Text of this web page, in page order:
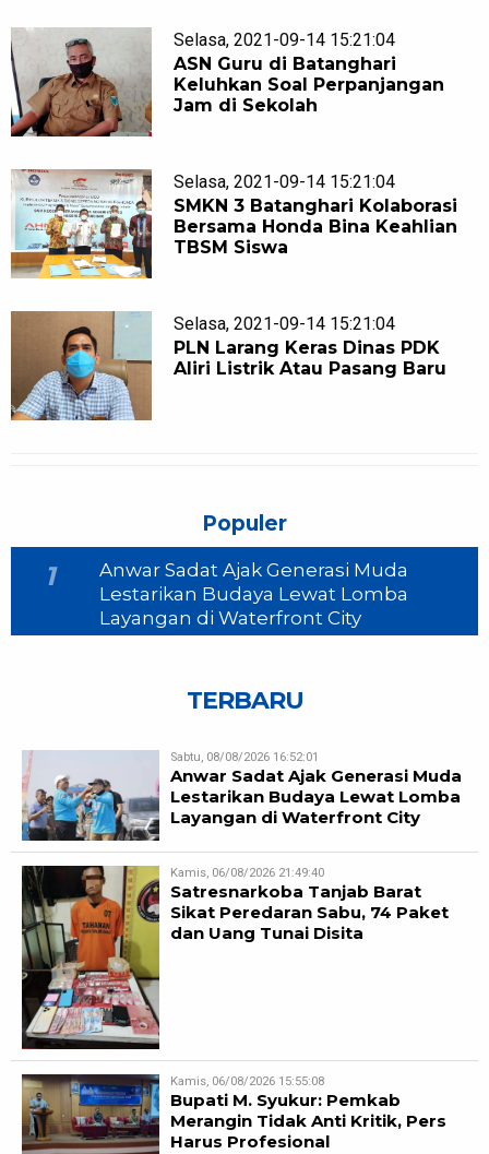
Selasa, 2021-09-14 15:21:04
ASN Guru di Batanghari
Keluhkan Soal Perpanjangan
Jam di Sekolah
Selasa, 2021-09-14 15:21:04
SMKN 3 Batanghari Kolaborasi
Bersama Honda Bina Keahlian
TBSM Siswa
Selasa, 2021-09-14 15:21:04
PLN Larang Keras Dinas PDK
Aliri Listrik Atau Pasang Baru
Populer
1
Anwar Sadat Ajak Generasi Muda
Lestarikan Budaya Lewat Lomba
Layangan di Waterfront City
TERBARU
Sabtu, 08/08/2026 16:52:01
Anwar Sadat Ajak Generasi Muda
Lestarikan Budaya Lewat Lomba
Layangan di Waterfront City
Kamis, 06/08/2026 21:49:40
Satresnarkoba Tanjab Barat
Sikat Peredaran Sabu, 74 Paket
dan Uang Tunai Disita
Kamis, 06/08/2026 15:55:08
Bupati M. Syukur: Pemkab
Merangin Tidak Anti Kritik, Pers
Harus Profesional